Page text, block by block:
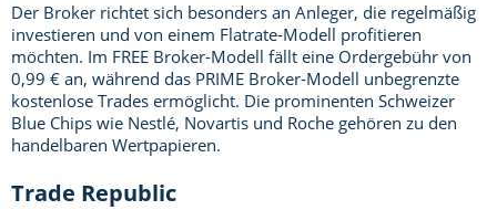
Der Broker richtet sich besonders an Anleger, die regelmäßig
investieren und von einem Flatrate-Modell profitieren
möchten. Im FREE Broker-Modell fällt eine Ordergebühr von
0,99 € an, während das PRIME Broker-Modell unbegrenzte
kostenlose Trades ermöglicht. Die prominenten Schweizer
Blue Chips wie Nestlé, Novartis und Roche gehören zu den
handelbaren Wertpapieren.
Trade Republic